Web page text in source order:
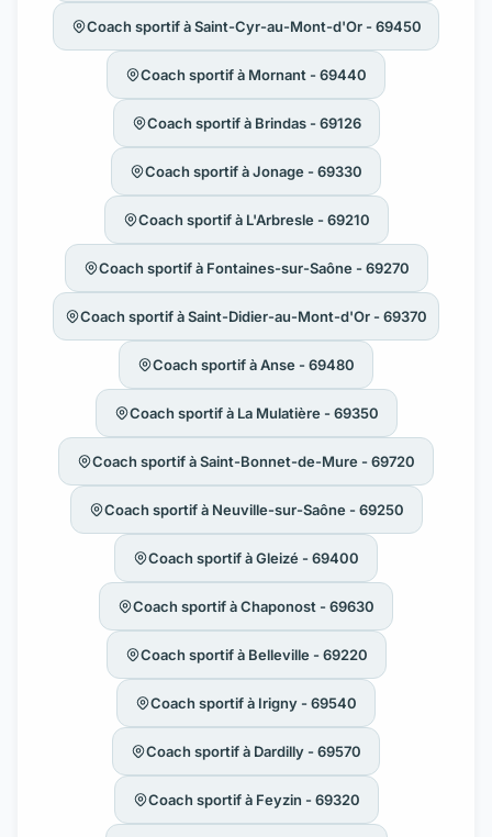
Coach sportif à Saint-Cyr-au-Mont-d'Or - 69450
Coach sportif à Mornant - 69440
Coach sportif à Brindas - 69126
Coach sportif à Jonage - 69330
Coach sportif à L'Arbresle - 69210
Coach sportif à Fontaines-sur-Saône - 69270
Coach sportif à Saint-Didier-au-Mont-d'Or - 69370
Coach sportif à Anse - 69480
Coach sportif à La Mulatière - 69350
Coach sportif à Saint-Bonnet-de-Mure - 69720
Coach sportif à Neuville-sur-Saône - 69250
Coach sportif à Gleizé - 69400
Coach sportif à Chaponost - 69630
Coach sportif à Belleville - 69220
Coach sportif à Irigny - 69540
Coach sportif à Dardilly - 69570
Coach sportif à Feyzin - 69320